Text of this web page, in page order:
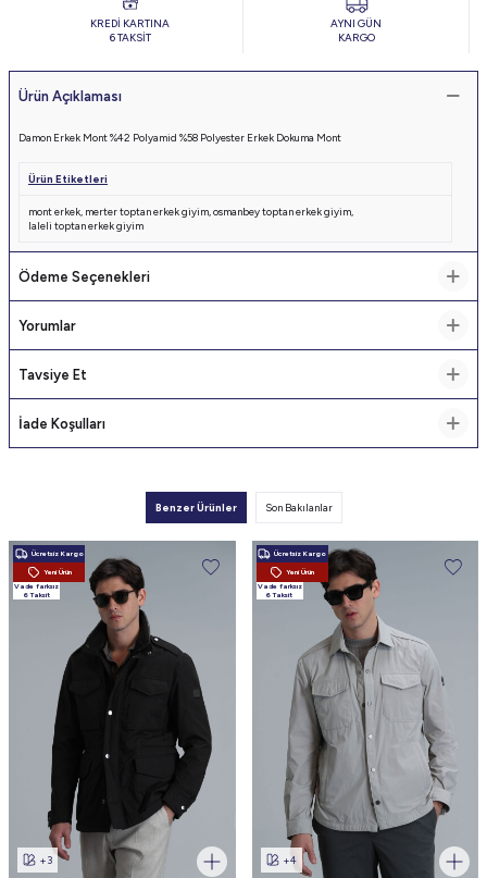
KREDİ KARTINA
6 TAKSİT
AYNI GÜN
KARGO
Ürün Açıklaması
Damon Erkek Mont %42 Polyamid %58 Polyester Erkek Dokuma Mont
Ürün Etiketleri
mont erkek merter toptan erkek giyim osmanbey toptan erkek giyim
laleli toptan erkek giyim
Ödeme Seçenekleri
Yorumlar
Tavsiye Et
İade Koşulları
Benzer Ürünler Son Bakılanlar
Ücretsiz Kargo
Yeni Ürün
Vade farksız
6 Taksit
+3
Ücretsiz Kargo
Yeni Ürün
Vade farksız
6 Taksit
+4